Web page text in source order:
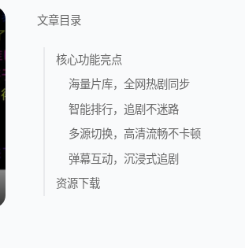
文章目录
核心功能亮点
海量片库，全网热剧同步
智能排行，追剧不迷路
多源切换，高清流畅不卡顿
弹幕互动，沉浸式追剧
资源下载